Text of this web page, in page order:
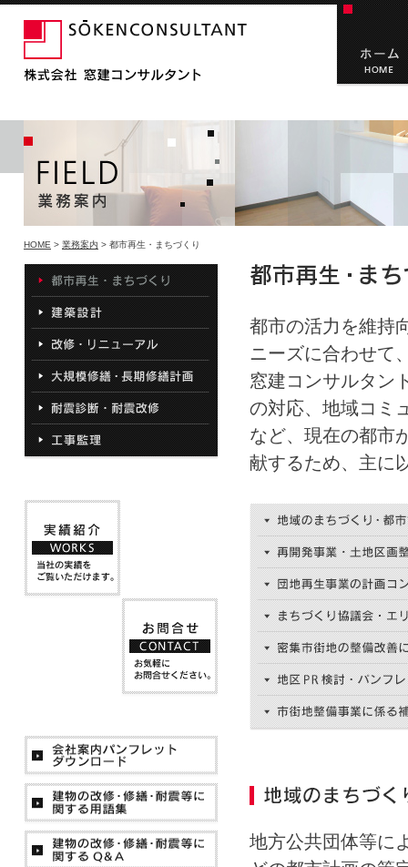
HOME > 業務案内 > 都市再生・まちづくり
都市の活力を維持
ニーズに合わせて
窓建コンサルタン
の対応、地域コミ
など、現在の都市
献するため、主に
地方公共団体等に